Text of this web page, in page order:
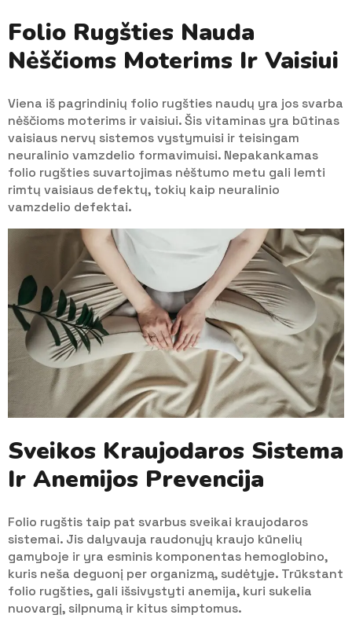
Folio Rugšties Nauda
Nėščioms Moterims Ir Vaisiui
Viena iš pagrindinių folio rugšties naudų yra jos svarba
nėščioms moterims ir vaisiui. Šis vitaminas yra būtinas
vaisiaus nervų sistemos vystymuisi ir teisingam
neuralinio vamzdelio formavimuisi. Nepakankamas
folio rugšties suvartojimas nėštumo metu gali lemti
rimtų vaisiaus defektų, tokių kaip neuralinio
vamzdelio defektai.
Sveikos Kraujodaros Sistema
Ir Anemijos Prevencija
Folio rugštis taip pat svarbus sveikai kraujodaros
sistemai. Jis dalyvauja raudonųjų kraujo kūnelių
gamyboje ir yra esminis komponentas hemoglobino,
kuris neša deguonį per organizmą, sudėtyje. Trūkstant
folio rugšties, gali išsivystyti anemija, kuri sukelia
nuovargį, silpnumą ir kitus simptomus.